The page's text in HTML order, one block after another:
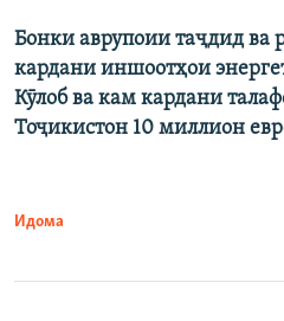
Бонки аврупоии таҷдид ва
кардани иншоотҳои
Кӯлоб ва кам кардани
Тоҷикистон 10 миллион
Идома